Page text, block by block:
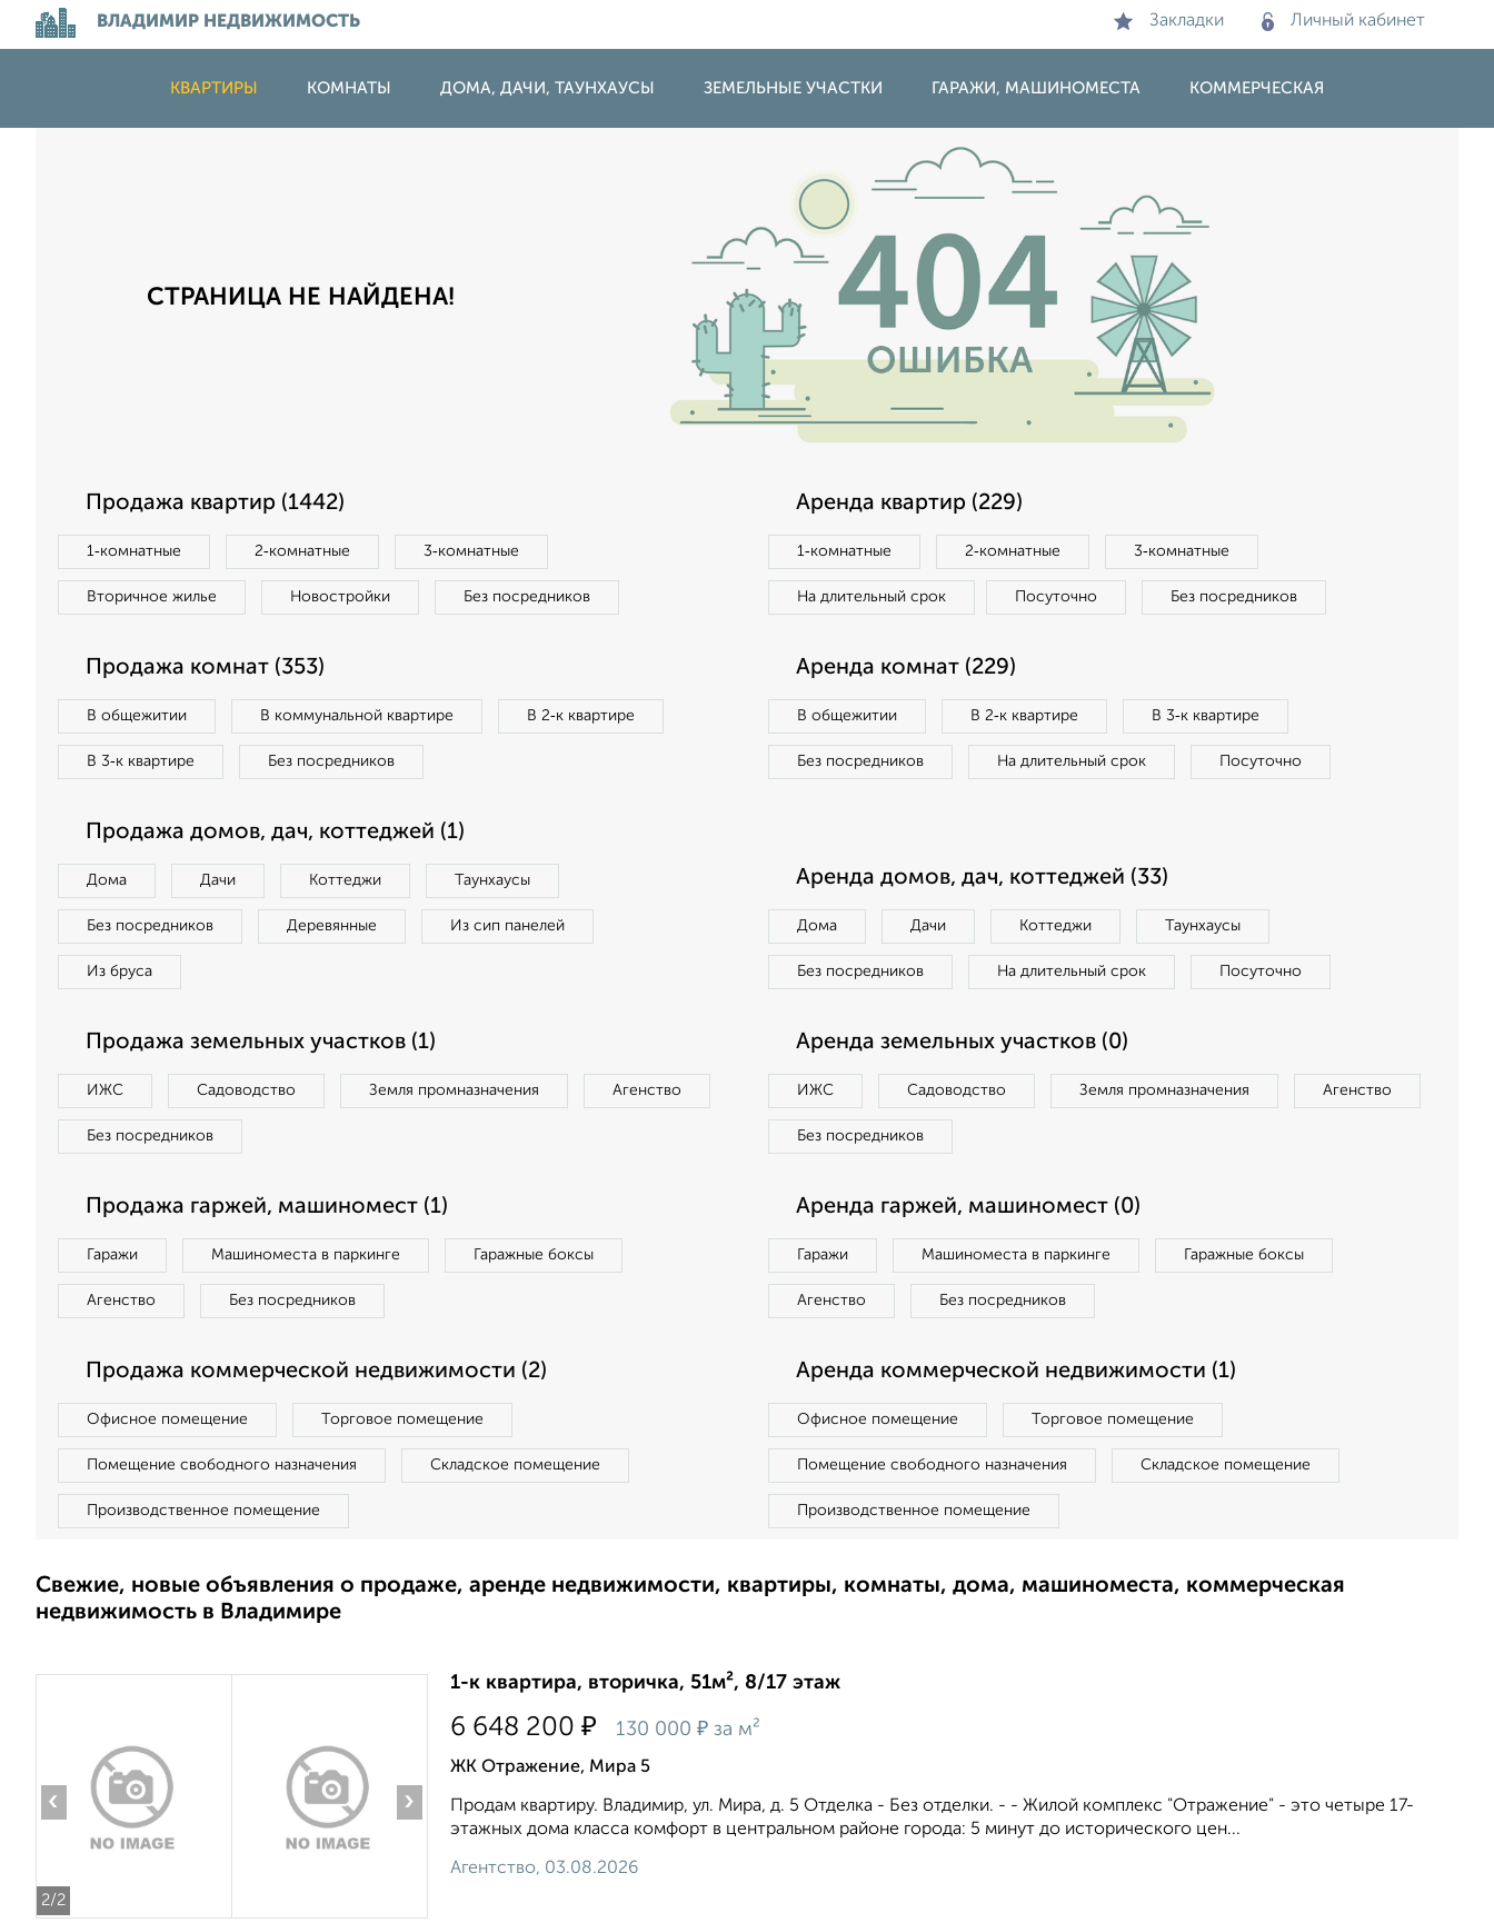
ВЛАДИМИР НЕДВИЖИМОСТЬ Закладки Личный кабинет
КВАРТИРЫ КОМНАТЫ ДОМА, ДАЧИ, ТАУНХАУСЫ ЗЕМЕЛЬНЫЕ УЧАСТКИ ГАРАЖИ, МАШИНОМЕСТА КОММЕРЧЕСКАЯ
СТРАНИЦА НЕ НАЙДЕНА!
Продажа квартир (1442)
1‑комнатные 2‑комнатные 3‑комнатные
Вторичное жилье Новостройки Без посредников
Аренда квартир (229)
1‑комнатные 2‑комнатные 3‑комнатные
На длительный срок Посуточно Без посредников
Продажа комнат (353)
В общежитии В коммунальной квартире В 2‑к квартире
В 3‑к квартире Без посредников
Аренда комнат (229)
В общежитии В 2‑к квартире В 3‑к квартире
Без посредников На длительный срок Посуточно
Продажа домов, дач, коттеджей (1)
Дома Дачи Коттеджи Таунхаусы
Без посредников Деревянные Из сип панелей
Из бруса
Аренда домов, дач, коттеджей (33)
Дома Дачи Коттеджи Таунхаусы
Без посредников На длительный срок Посуточно
Продажа земельных участков (1)
ИЖС Садоводство Земля промназначения Агенство
Без посредников
Аренда земельных участков (0)
ИЖС Садоводство Земля промназначения Агенство
Без посредников
Продажа гаржей, машиномест (1)
Гаражи Машиноместа в паркинге Гаражные боксы
Агенство Без посредников
Аренда гаржей, машиномест (0)
Гаражи Машиноместа в паркинге Гаражные боксы
Агенство Без посредников
Продажа коммерческой недвижимости (2)
Офисное помещение Торговое помещение
Помещение свободного назначения Складское помещение
Производственное помещение
Аренда коммерческой недвижимости (1)
Офисное помещение Торговое помещение
Помещение свободного назначения Складское помещение
Производственное помещение
Свежие, новые объявления о продаже, аренде недвижимости, квартиры, комнаты, дома, машиноместа, коммерческая
недвижимость в Владимире
2/2
‹ ›
1-к квартира, вторичка, 51м², 8/17 этаж
6 648 200 ₽ 130 000 ₽ за м²
ЖК Отражение, Мира 5
Продам квартиру. Владимир, ул. Мира, д. 5 Отделка - Без отделки. - - Жилой комплекс "Отражение" - это четыре 17-
этажных дома класса комфорт в центральном районе города: 5 минут до исторического цен...
Агентство, 03.08.2026